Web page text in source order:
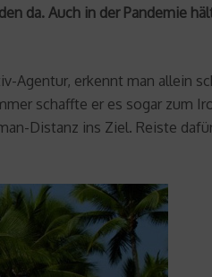
da. Auch in der Pandemie
erkennt man allein
schaffte er es sogar zum
Distanz ins Ziel. Reiste